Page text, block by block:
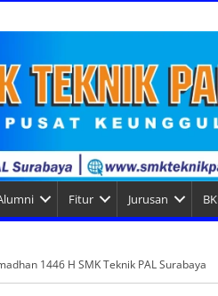
Fitur Jurusan
1446 H SMK Teknik PAL Surabaya